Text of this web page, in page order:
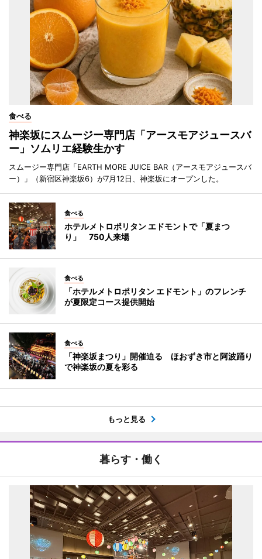
食べる
神楽坂にスムージー専門店「アースモアジュースバ
ー」ソムリエ経験生かす
スムージー専門店「EARTH MORE JUICE BAR（アースモアジュースバ
ー）」（新宿区神楽坂6）が7月12日、神楽坂にオープンした。
食べる
ホテルメトロポリタン エドモントで「夏まつ
り」 750人来場
食べる
「ホテルメトロポリタン エドモント」のフレンチ
が夏限定コース提供開始
食べる
「神楽坂まつり」開催迫る ほおずき市と阿波踊り
で神楽坂の夏を彩る
もっと見る
暮らす・働く